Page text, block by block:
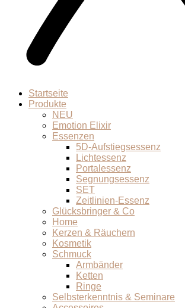
Startseite
Produkte
NEU
Emotion Elixir
Essenzen
5D-Aufstiegsessenz
Lichtessenz
Portalessenz
Segnungsessenz
SET
Zeitlinien-Essenz
Glücksbringer & Co
Home
Kerzen & Räuchern
Kosmetik
Schmuck
Armbänder
Ketten
Ringe
Selbsterkenntnis & Seminare